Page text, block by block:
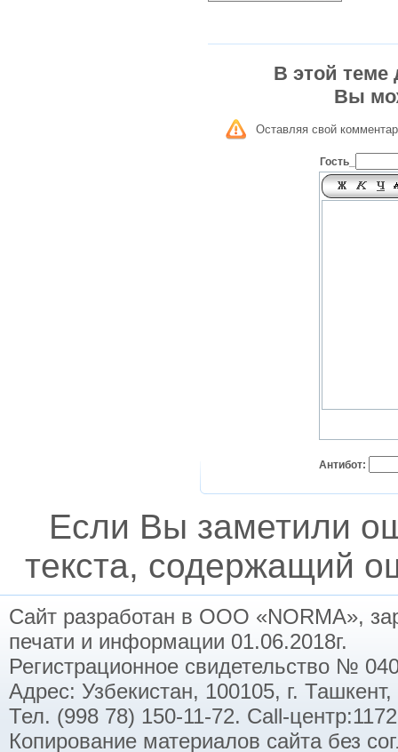
В этой теме
Вы
Оставляя свой
Гость_
Антибот:
Если Вы заметили
текста, содержащий
Сайт разработан в ООО «NORMA»,
печати и информации 01.06.2018г.
Регистрационное свидетельство №
Адрес: Узбекистан, 100105, г.
Тел. (998 78) 150-11-72. Call-
Копирование материалов сайта без